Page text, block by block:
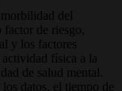
del
de riesgo,
y los factores
física a la
de salud mental.
datos, el tiempo de